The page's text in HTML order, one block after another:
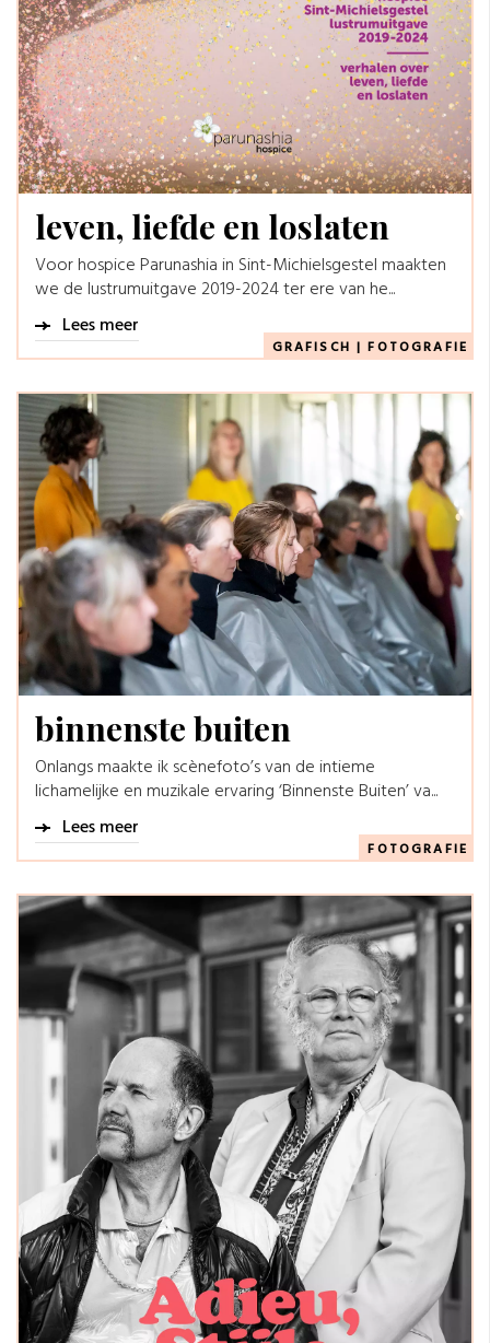
leven, liefde en loslaten
Voor hospice Parunashia in Sint-Michielsgestel maakten
we de lustrumuitgave 2019-2024 ter ere van he...
Lees meer
GRAFISCH |FOTOGRAFIE
binnenste buiten
Onlangs maakte ik scènefoto’s van de intieme
lichamelijke en muzikale ervaring ‘Binnenste Buiten’ va...
Lees meer
FOTOGRAFIE